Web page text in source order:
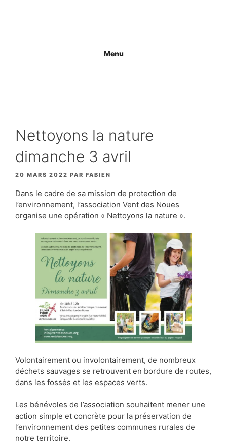
Menu
Nettoyons la nature
dimanche 3 avril
20 MARS 2022 PAR FABIEN
Dans le cadre de sa mission de protection de
l’environnement, l’association Vent des Noues
organise une opération « Nettoyons la nature ».
Volontairement ou involontairement, de nombreux
déchets sauvages se retrouvent en bordure de routes,
dans les fossés et les espaces verts.
Les bénévoles de l’association souhaitent mener une
action simple et concrète pour la préservation de
l’environnement des petites communes rurales de
notre territoire.